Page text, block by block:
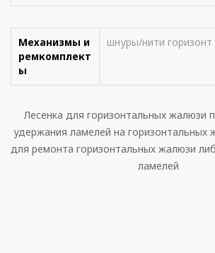
Механизмы и
ремкомплект
ы
шнуры/нити горизонт
Лесенка для горизонтальных жалюзи
удержания ламелей на горизонтальных
для ремонта горизонтальных жалюзи
ламелей